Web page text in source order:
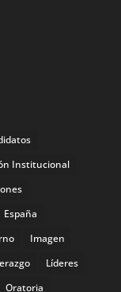
Institucional
España
Imagen
Líderes
Oratoria